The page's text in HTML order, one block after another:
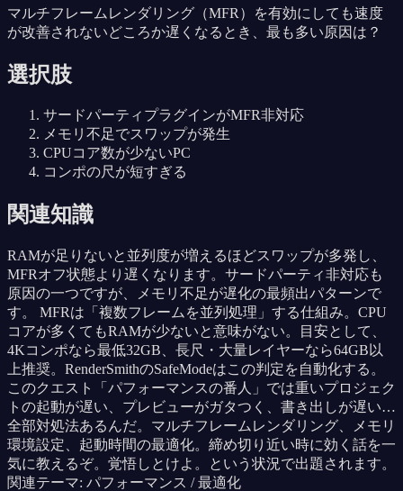
マルチフレームレンダリング（MFR）を有効にしても速度
が改善されないどころか遅くなるとき、最も多い原因は？
選択肢
サードパーティプラグインがMFR非対応
メモリ不足でスワップが発生
CPUコア数が少ないPC
コンポの尺が短すぎる
関連知識
RAMが足りないと並列度が増えるほどスワップが多発し、
MFRオフ状態より遅くなります。サードパーティ非対応も
原因の一つですが、メモリ不足が遅化の最頻出パターンで
す。 MFRは「複数フレームを並列処理」する仕組み。CPU
コアが多くてもRAMが少ないと意味がない。目安として、
4Kコンポなら最低32GB、長尺・大量レイヤーなら64GB以
上推奨。RenderSmithのSafeModeはこの判定を自動化する。
このクエスト「パフォーマンスの番人」では重いプロジェク
トの起動が遅い、プレビューがガタつく、書き出しが遅い…
全部対処法あるんだ。マルチフレームレンダリング、メモリ
環境設定、起動時間の最適化。締め切り近い時に効く話を一
気に教えるぞ。覚悟しとけよ。という状況で出題されます。
関連テーマ: パフォーマンス / 最適化